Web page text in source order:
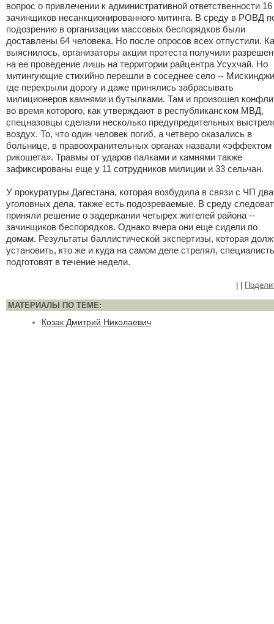
вопрос о привлечении к административной ответственности 16
зачинщиков несанкционированного митинга. В среду в РОВД
подозрению в организации массовых беспорядков были
доставлены 64 человека. Но после опросов всех отпустили.
выяснилось, организаторы акции протеста получили
на ее проведение лишь на территории райцентра Усухчай. Но
митингующие стихийно перешли в соседнее село --
где перекрыли дорогу и даже принялись забрасывать
милиционеров камнями и бутылками. Там и произошел
во время которого, как утверждают в республиканском МВД,
спецназовцы сделали несколько предупредительных
воздух. То, что один человек погиб, а четверо оказались в
больнице, в правоохранительных органах назвали «эффектом
рикошета». Травмы от ударов палками и камнями также
зафиксированы еще у 11 сотрудников милиции и 33 сельчан.
У прокуратуры Дагестана, которая возбудила в связи с ЧП два
уголовных дела, также есть подозреваемые. В среду
приняли решение о задержании четырех жителей района --
зачинщиков беспорядков. Однако вчера они еще сидели по
домам. Результаты баллистической экспертизы, которая
установить, кто же и куда на самом деле стрелял,
подготовят в течение недели.
МАТЕРИАЛЫ ПО ТЕМЕ:
Козак Дмитрий Николаевич